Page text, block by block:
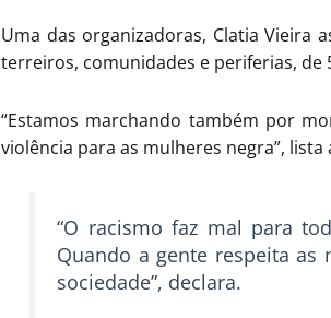
Uma das organizadoras, Clatia Vieira
terreiros, comunidades e periferias, de
“Estamos marchando também por
violência para as mulheres negra”,
“O racismo faz mal para
Quando a gente respeita as
sociedade”, declara.